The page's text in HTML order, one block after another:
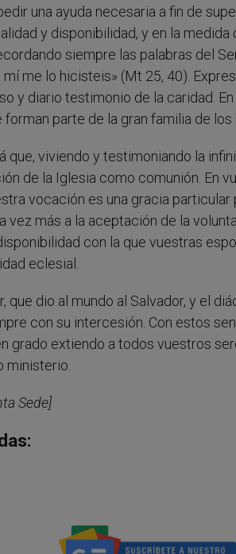
una ayuda necesaria a fin de
y disponibilidad, y en la
siempre las palabras del
me lo hicisteis» (Mt 25, 40).
y diario testimonio de la caridad.
parte de la gran familia de los
que, viviendo y testimoniando la
de la Iglesia como comunión. En
vocación es una gracia
vez más a la aceptación de la
con la que vuestras
eclesial.
que dio al mundo al Salvador, y el
con su intercesión. Con estos
grado extiendo a todos vuestros
ministerio.
Sede]